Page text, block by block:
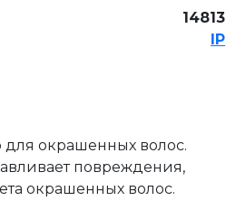
14813
IP
окрашенных волос.
повреждения,
окрашенных волос.